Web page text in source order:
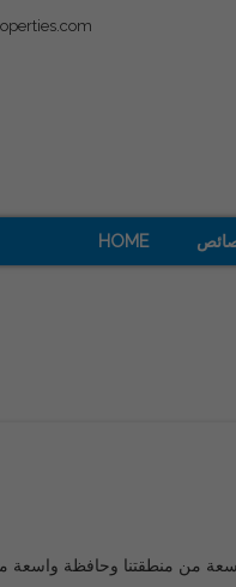
HOME
من منطقتنا وحافظة واسعة من